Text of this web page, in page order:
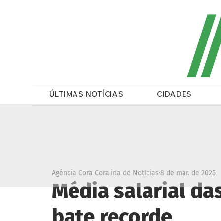
ÚLTIMAS NOTÍCIAS CIDADES
/
Média salarial
Agência Cora Coralina de Notícias 8 de mar. de 2025